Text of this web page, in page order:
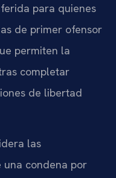
para quienes
de primer ofensor
permiten la
completar
de libertad
las
una condena por